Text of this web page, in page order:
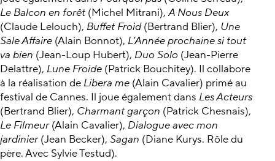
Le Balcon en forêt (Michel Mitrani),A Nous Deux
(Claude Lelouch), Buffet Froid(Bertrand Blier), Une
Sale Affaire (Alain Bonnot), L’Année prochaine si tout
va bien (Jean-Loup Hubert), Duo Solo (Jean-Pierre
Delattre), Lune Froide (Patrick Bouchitey). Il collabore
à la réalisation de Libera me (Alain Cavalier) primé au
festival de Cannes. Il joue également dans Les Acteurs
(Bertrand Blier), Charmant garçon (Patrick Chesnais),
Le Filmeur(Alain Cavalier), Dialogue avec mon
jardinier(Jean Becker), Sagan (Diane Kurys. Rôle du
père. Avec Sylvie Testud).